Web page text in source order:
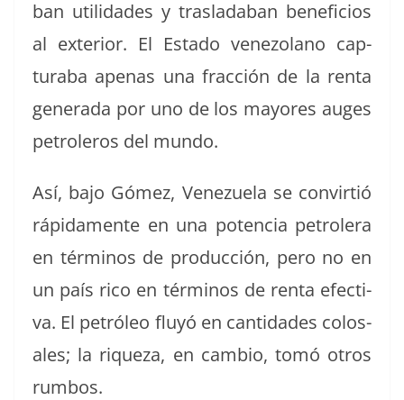
ban util­i­dades y traslad­a­ban ben­efi­cios
al exte­ri­or. El Esta­do vene­zolano cap­
tura­ba ape­nas una frac­ción de la renta
gen­er­a­da por uno de los may­ores auges
petroleros del mundo.
Así, bajo Gómez, Venezuela se con­vir­tió
ráp­i­da­mente en una poten­cia petrol­era
en tér­mi­nos de pro­duc­ción, pero no en
un país rico en tér­mi­nos de renta efec­ti­
va. El petróleo fluyó en can­ti­dades colos­
ales; la riqueza, en cam­bio, tomó otros
rumbos.